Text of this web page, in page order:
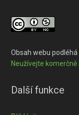
Obsah webu
Neužívejte komerčně
Další funkce